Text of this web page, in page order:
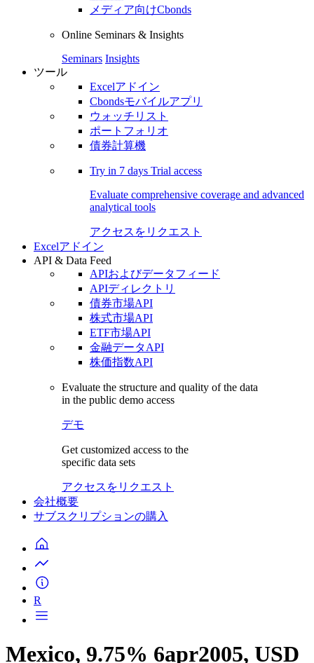
メディア向けCbonds
Online Seminars & Insights
Seminars Insights
ツール
Excelアドイン
Cbondsモバイルアプリ
ウォッチリスト
ポートフォリオ
債券計算機
Try in 7 days Trial access
Evaluate comprehensive coverage and advanced
analytical tools
アクセスをリクエスト
Excelアドイン
API & Data Feed
APIおよびデータフィード
APIディレクトリ
債券市場API
株式市場API
ETF市場API
金融データAPI
株価指数API
Evaluate the structure and quality of the data
in the public demo access
デモ
Get customized access to the
specific data sets
アクセスをリクエスト
会社概要
サブスクリプションの購入
R
Mexico, 9.75% 6apr2005, USD